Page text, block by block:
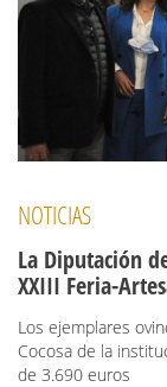
NOTICIAS
La Diputación
XXIII Feria-
Los ejemplares
Cocosa de la
de 3.690 euros